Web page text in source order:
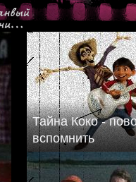
Тайна Коко -
вспомнить